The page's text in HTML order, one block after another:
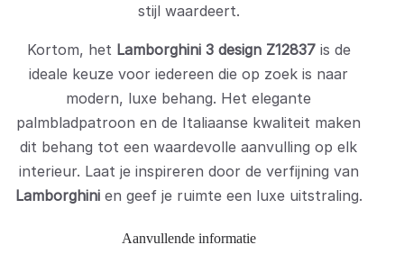
stijl waardeert.
Kortom, het Lamborghini 3 design Z12837is de
ideale keuze voor iedereen die op zoek is naar
modern, luxe behang. Het elegante
palmbladpatroon en de Italiaanse kwaliteit maken
dit behang tot een waardevolle aanvulling op elk
interieur. Laat je inspireren door de verfijning van
Lamborghinien geef je ruimte een luxe uitstraling.
Aanvullende informatie